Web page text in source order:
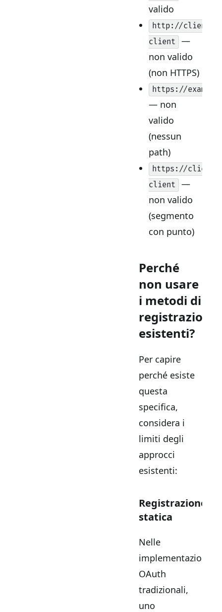
valido
http://
client
—
non valido
(non HTTPS)
https://
— non
valido
(nessun
path)
https://
client
—
non valido
(segmento
con punto)
Perché
non usare
i metodi di
registrazione
esistenti?
Per capire
perché esiste
questa
specifica,
considera i
limiti degli
approcci
esistenti:
Registrazione
statica
Nelle
implementazioni
OAuth
tradizionali,
uno